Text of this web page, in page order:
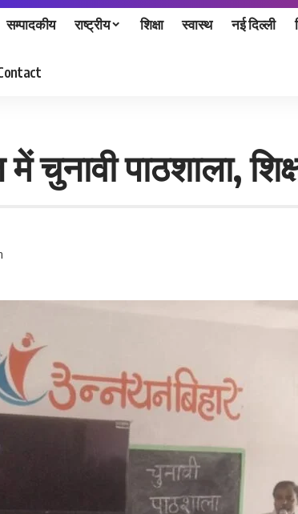
सम्पादकीय राष्ट्रीय शिक्षा स्वास्थ नई दिल्ली
चुनावी पाठशाला,